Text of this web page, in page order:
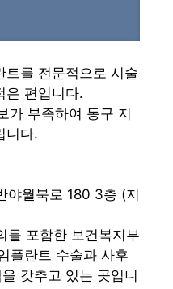
트를 전문적으로 시술
은 편입니다.
가 부족하여 동구 지
니다.
야월북로 180 3층 (지
를 포함한 보건복지부
플란트 수술과 사후
갖추고 있는 곳입니